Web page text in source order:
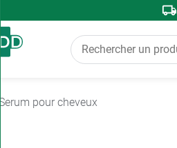
Serum pour cheveux